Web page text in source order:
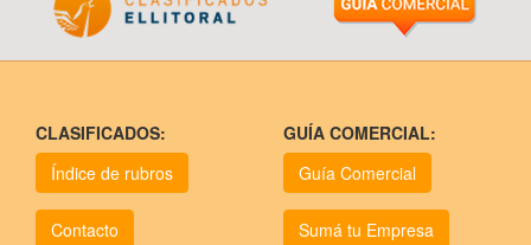
CLASIFICADOS:
Índice de rubros
Contacto
GUÍA COMERCIAL:
Guía Comercial
Sumá tu Empresa